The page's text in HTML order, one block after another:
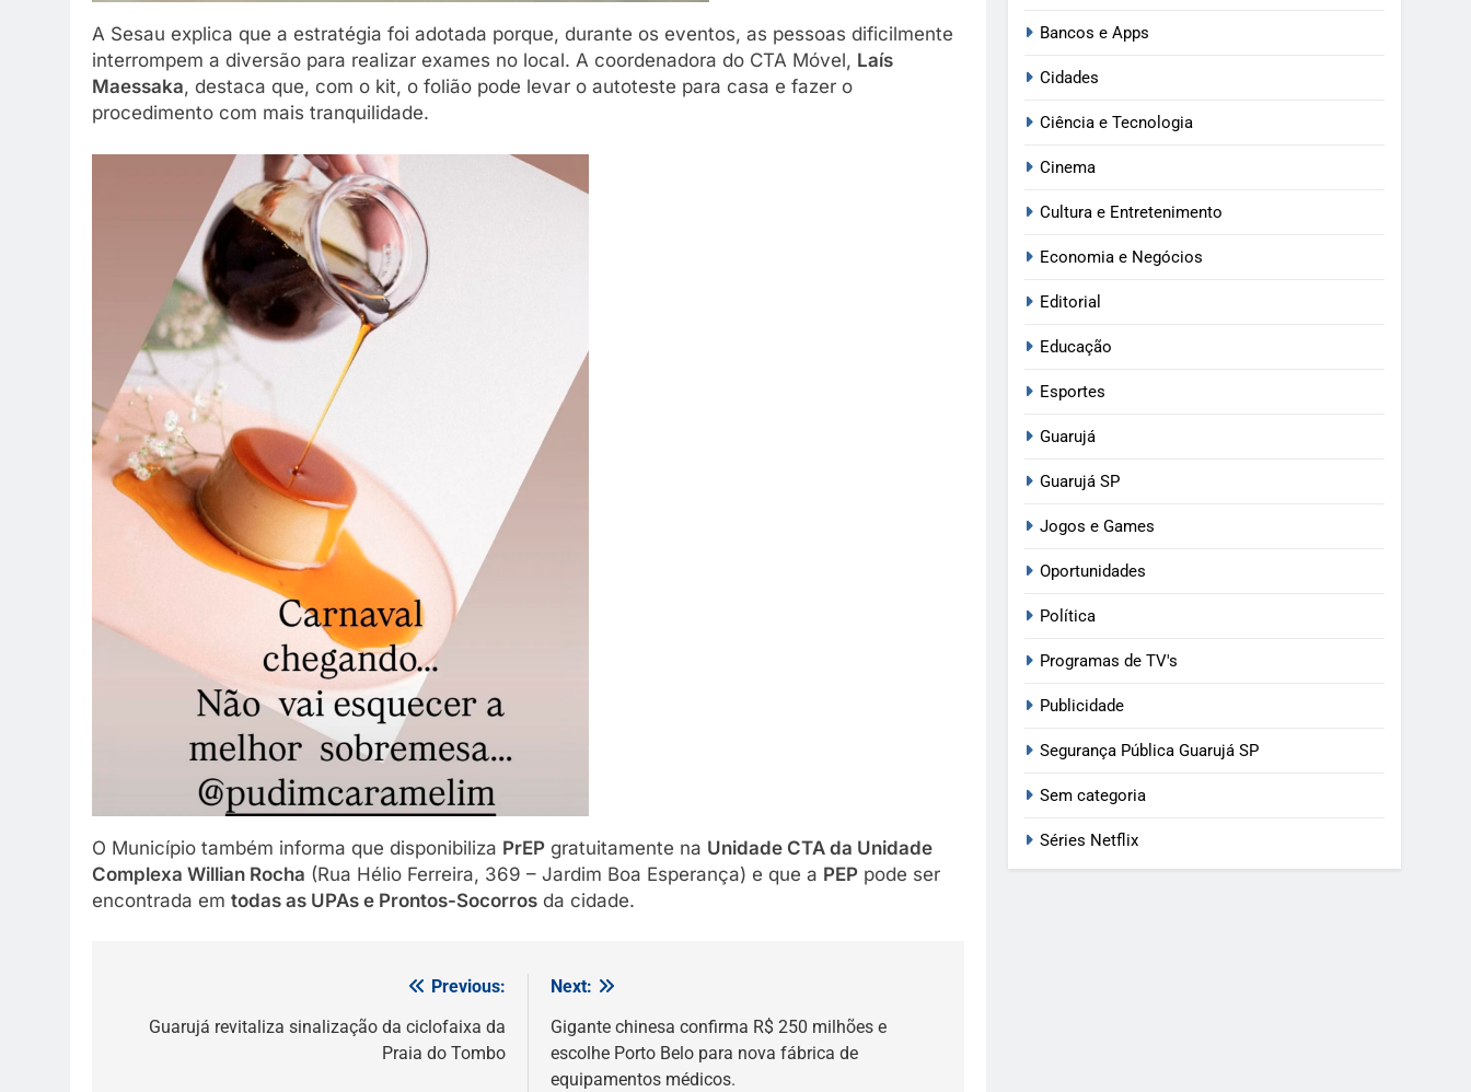
A Sesau explica que a estratégia foi adotada porque, durante os eventos, as pessoas dificilmente
interrompem a diversão para realizar exames no local. A coordenadora do CTA Móvel, Laís
Maessaka, destaca que, com o kit, o folião pode levar o autoteste para casa e fazer o
procedimento com mais tranquilidade.
O Município também informa que disponibiliza PrEP gratuitamente na Unidade CTA da Unidade
Complexa Willian Rocha (Rua Hélio Ferreira, 369 – Jardim Boa Esperança) e que a PEP pode ser
encontrada em todas as UPAs e Prontos-Socorros da cidade.
Previous:
Guarujá revitaliza sinalização da ciclofaixa da
Praia do Tombo
Next:
Gigante chinesa confirma R$ 250 milhões e
escolhe Porto Belo para nova fábrica de
equipamentos médicos.
Bancos e Apps
Cidades
Ciência e Tecnologia
Cinema
Cultura e Entretenimento
Economia e Negócios
Editorial
Educação
Esportes
Guarujá
Guarujá SP
Jogos e Games
Oportunidades
Política
Programas de TV's
Publicidade
Segurança Pública Guarujá SP
Sem categoria
Séries Netflix